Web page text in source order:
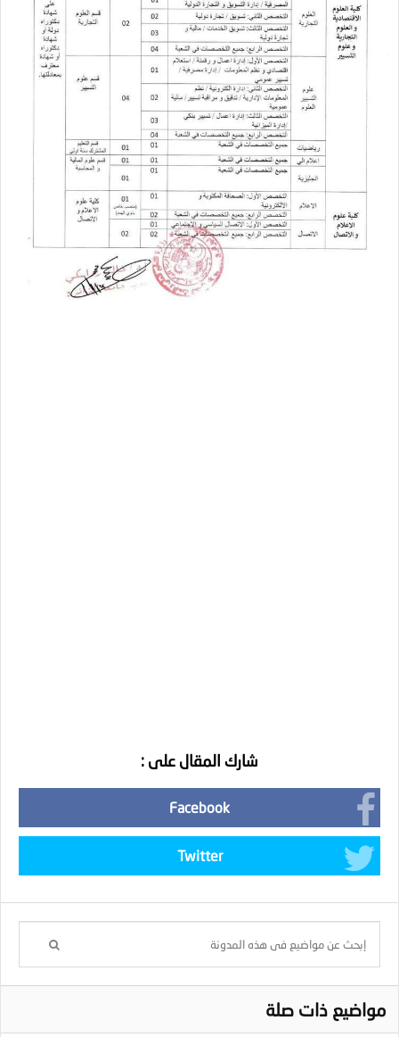
شارك المقال على :
Facebook
Twitter
مواضيع ذات صلة